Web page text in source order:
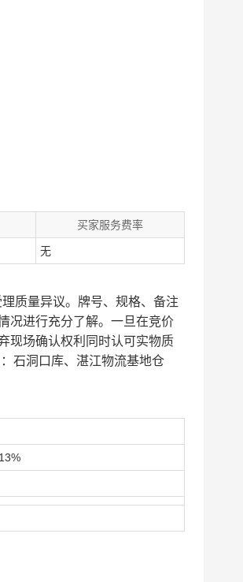
买家服务费率
无
质量异议。牌号、规格、备注
况进行充分了解。一旦在竞价
现场确认权利同时认可实物质
石洞口库、湛江物流基地仓